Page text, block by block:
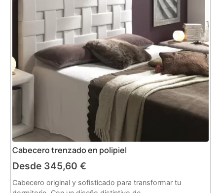
Cabecero trenzado en polipiel
Desde 345,60 €
Cabecero original y sofisticado para transformar tu